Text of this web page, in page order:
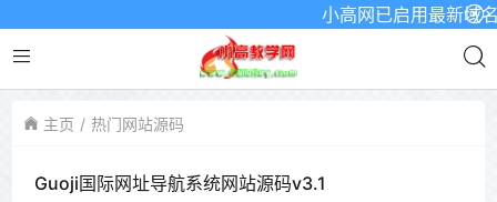
小高网已启用最新域名
主页 热门网站源码
Guoji国际网址导航系统网站源码v3.1